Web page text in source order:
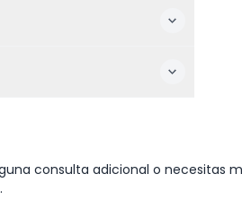
consulta adicional o necesitas